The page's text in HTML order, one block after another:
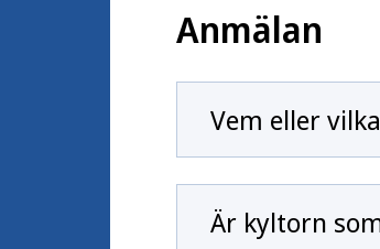
Anmälan
Vem eller
Är kyltorn